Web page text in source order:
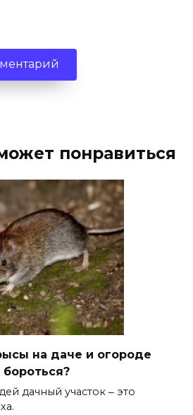
понравиться
на даче и огороде
дачный участок ‒ это